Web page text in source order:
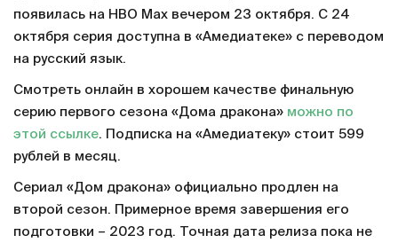
появилась на HBO Max вечером 23 октября. С 24
октября серия доступна в «Амедиатеке» с переводом
на русский язык.
Смотреть онлайн в хорошем качестве финальную
серию первого сезона «Дома дракона» можно по
этой ссылке. Подписка на «Амедиатеку» стоит 599
рублей в месяц.
Сериал «Дом дракона» официально продлен на
второй сезон. Примерное время завершения его
подготовки – 2023 год. Точная дата релиза пока не